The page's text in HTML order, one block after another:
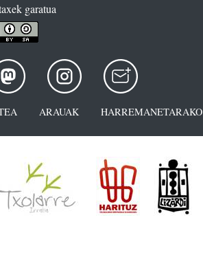
garatua
ARAUAK HARREMANETARAKO